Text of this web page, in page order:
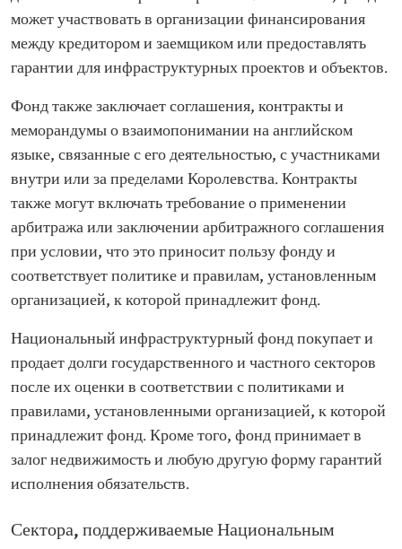
может участвовать в организации финансирования
между кредитором и заемщиком или предоставлять
гарантии для инфраструктурных проектов и объектов.
Фонд также заключает соглашения, контракты и
меморандумы о взаимопонимании на английском
языке, связанные с его деятельностью, с участниками
внутри или за пределами Королевства. Контракты
также могут включать требование о применении
арбитража или заключении арбитражного соглашения
при условии, что это приносит пользу фонду и
соответствует политике и правилам, установленным
организацией, к которой принадлежит фонд.
Национальный инфраструктурный фонд покупает и
продает долги государственного и частного секторов
после их оценки в соответствии с политиками и
правилами, установленными организацией, к которой
принадлежит фонд. Кроме того, фонд принимает в
залог недвижимость и любую другую форму гарантий
исполнения обязательств.
Сектора, поддерживаемые Национальным